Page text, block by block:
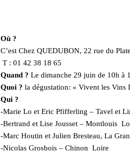
Où ?
C’est Chez QUEDUBON, 22 rue du
T : 01 42 38 18 65
Quand ? Le dimanche 29 juin de 10h à
Quoi ? la dégustation: « Vivent les Vins
Qui ?
-Marie Lo et Eric Pfifferling – Tavel et
-Bertrand et Lise Jousset – Montlouis
-Marc Houtin et Julien Bresteau, La
-Nicolas Grosbois – Chinon Loire